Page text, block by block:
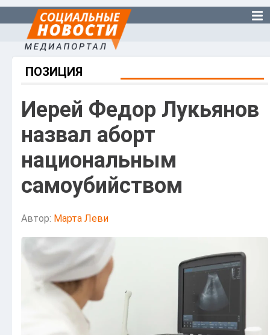
ПОЗИЦИЯ
Иерей Федор Лукьянов
назвал аборт
национальным
самоубийством
Автор: Марта Леви